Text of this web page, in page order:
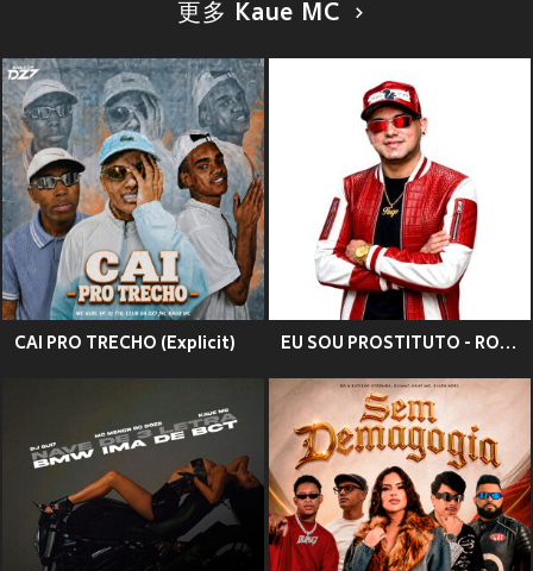
更多 Kaue MC
CAI PRO TRECHO (Explicit) EU SOU PROSTITUTO - ROCK DOIDO (feat. KAUE MC)